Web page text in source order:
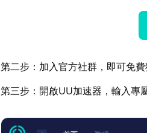
第二步：加入官方社群，即可免費
第三步：開啟UU加速器，輸入專